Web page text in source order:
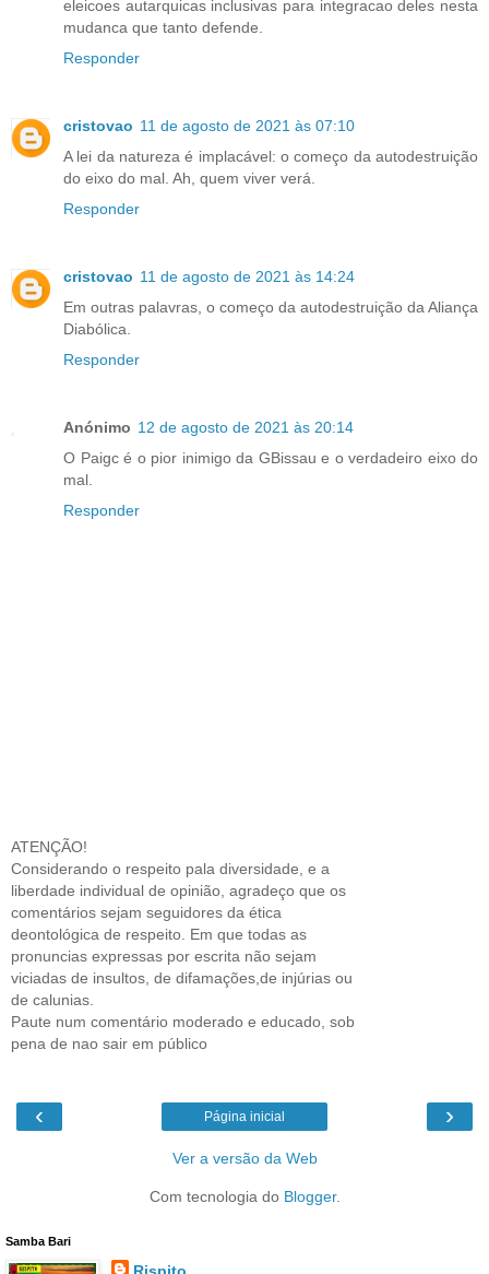
eleicoes autarquicas inclusivas para integracao deles nesta
mudanca que tanto defende.
Responder
cristovao 11 de agosto de 2021 às 07:10
A lei da natureza é implacável: o começo da autodestruição
do eixo do mal. Ah, quem viver verá.
Responder
cristovao 11 de agosto de 2021 às 14:24
Em outras palavras, o começo da autodestruição da Aliança
Diabólica.
Responder
Anónimo 12 de agosto de 2021 às 20:14
O Paigc é o pior inimigo da GBissau e o verdadeiro eixo do
mal.
Responder
ATENÇÃO!
Considerando o respeito pala diversidade, e a
liberdade individual de opinião, agradeço que os
comentários sejam seguidores da ética
deontológica de respeito. Em que todas as
pronuncias expressas por escrita não sejam
viciadas de insultos, de difamações,de injúrias ou
de calunias.
Paute num comentário moderado e educado, sob
pena de nao sair em público
‹ ›
Página inicial
Ver a versão da Web
Com tecnologia do Blogger.
Samba Bari